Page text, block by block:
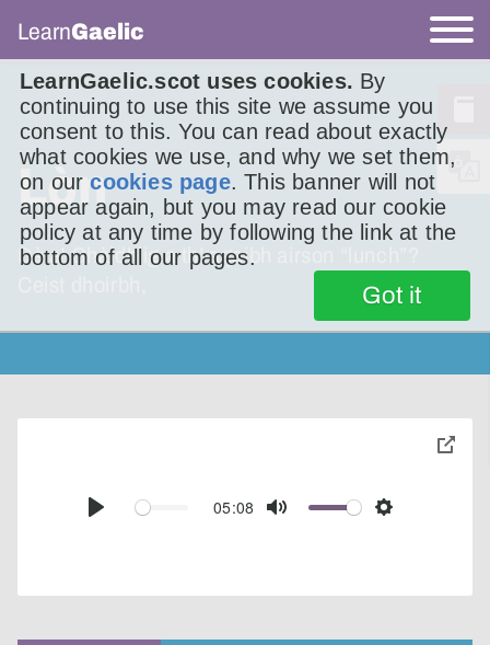
LearnGaelic.scot uses cookies. By
continuing to use this site we assume you
consent to this. You can read about exactly
what cookies we use, and why we set them,
on ourcookies page. This banner will not
appear again, but you may read our cookie
policy at any time by following the link at the
bottom of all our pages.
Got it
LearnGaelic
Lòn
Dè a’ Ghàidhlig a th’ agaibh airson “lunch”?
Play
05:08
Mute Settings
toggle